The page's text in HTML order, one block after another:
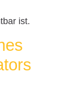
ist.